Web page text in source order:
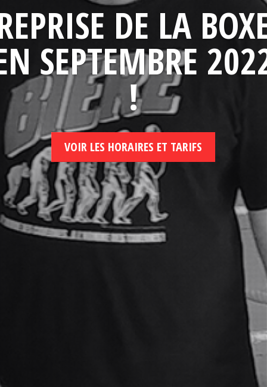
DE LA
SEPTEMBRE
!
VOIR LES HORAIRES ET TARIFS